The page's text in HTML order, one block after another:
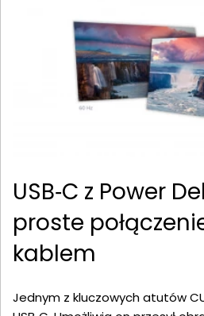
USB‑C z Power
proste
kablem
Jednym z kluczowych atutów